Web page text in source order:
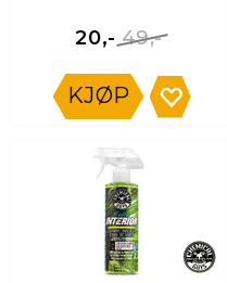
49,-
20,-
KJØP